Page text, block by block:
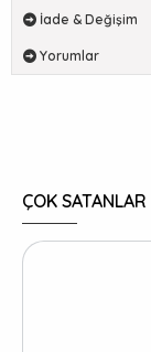
İade & Değişim
Yorumlar
ÇOK SATANLAR